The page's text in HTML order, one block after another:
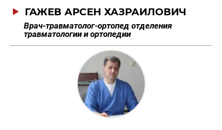
ГАЖЕВ АРСЕН ХАЗРАИЛОВИЧ
Врач-травматолог-ортопед отделения
травматологии и ортопедии